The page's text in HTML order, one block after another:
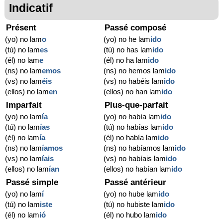
Indicatif
Présent
(yo) no lamo
(tú) no lames
(él) no lame
(ns) no lamemos
(vs) no laméis
(ellos) no lamen
Passé composé
(yo) no he lamido
(tú) no has lamido
(él) no ha lamido
(ns) no hemos lamido
(vs) no habéis lamido
(ellos) no han lamido
Imparfait
(yo) no lamía
(tú) no lamías
(él) no lamía
(ns) no lamíamos
(vs) no lamíais
(ellos) no lamían
Plus-que-parfait
(yo) no había lamido
(tú) no habías lamido
(él) no había lamido
(ns) no habíamos lamido
(vs) no habíais lamido
(ellos) no habían lamido
Passé simple
(yo) no lamí
(tú) no lamiste
(él) no lamió
Passé antérieur
(yo) no hube lamido
(tú) no hubiste lamido
(él) no hubo lamido